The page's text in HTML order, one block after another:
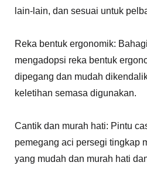
lain-lain, dan sesuai untuk
Reka bentuk ergonomik:
mengadopsi reka bentuk
dipegang dan mudah
keletihan semasa digunakan.
Cantik dan murah hati: Pintu
pemegang aci persegi tingkap
yang mudah dan murah hati